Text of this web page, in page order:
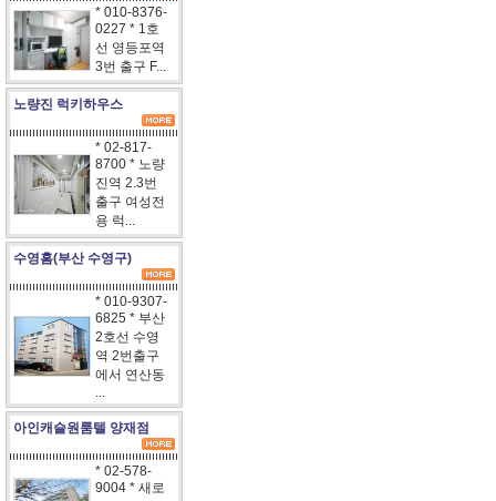
* 010-8376-
0227 * 1호
선 영등포역
3번 출구 F...
노량진 럭키하우스
* 02-817-
8700 * 노량
진역 2.3번
출구 여성전
용 럭...
수영홈(부산 수영구)
* 010-9307-
6825 * 부산
2호선 수영
역 2번출구
에서 연산동
...
아인캐슬원룸텔 양재점
* 02-578-
9004 * 새로